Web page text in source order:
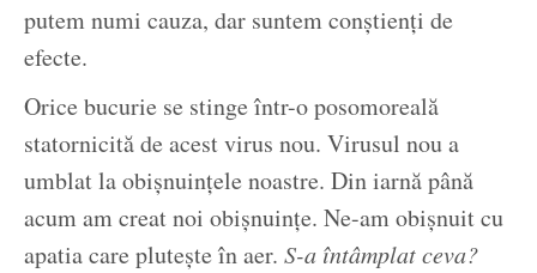
putem numi cauza, dar suntem conștienți de
efecte.
Orice bucurie se stinge într-o posomoreală
statornicită de acest virus nou. Virusul nou a
umblat la obișnuințele noastre. Din iarnă până
acum am creat noi obișnuințe. Ne-am obișnuit cu
apatia care plutește în aer. S-a întâmplat ceva?